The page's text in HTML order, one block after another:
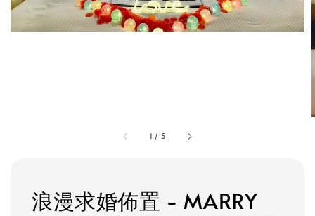
1 / 5
浪漫求婚佈置 - MARRY